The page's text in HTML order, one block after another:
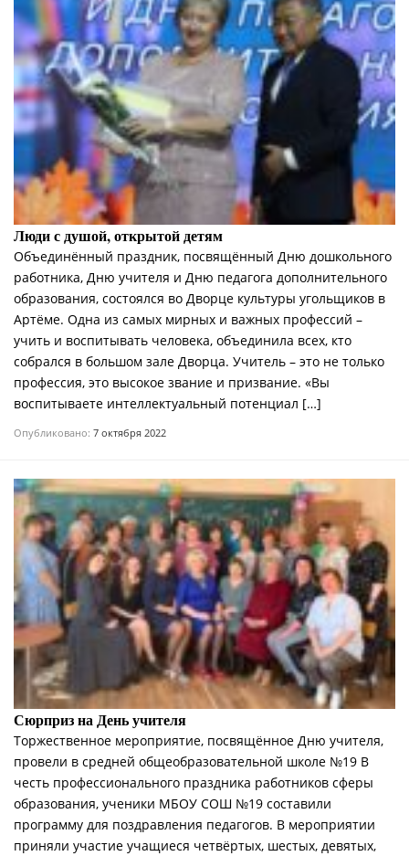
Люди с душой, открытой детям
Объединённый праздник, посвящённый Дню дошкольного
работника, Дню учителя и Дню педагога дополнительного
образования, состоялся во Дворце культуры угольщиков в
Артёме. Одна из самых мирных и важных профессий –
учить и воспитывать человека, объединила всех, кто
собрался в большом зале Дворца. Учитель – это не только
профессия, это высокое звание и призвание. «Вы
воспитываете интеллектуальный потенциал […]
Опубликовано: 7 октября 2022
Сюрприз на День учителя
Торжественное мероприятие, посвящённое Дню учителя,
провели в средней общеобразовательной школе №19 В
честь профессионального праздника работников сферы
образования, ученики МБОУ СОШ №19 составили
программу для поздравления педагогов. В мероприятии
приняли участие учащиеся четвёртых, шестых, девятых,